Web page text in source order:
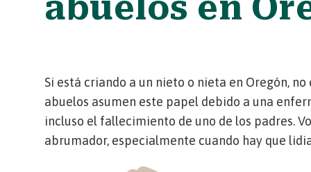
abuelos en
Si está criando a un nieto o nieta en Oregón,
abuelos asumen este papel debido a una
incluso el fallecimiento de uno de los padres.
abrumador, especialmente cuando hay que